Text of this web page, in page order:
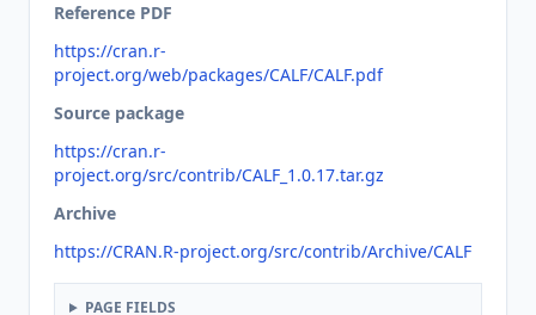
Reference PDF
https://cran.r-
project.org/web/packages/CALF/CALF.pdf
Source package
https://cran.r-
project.org/src/contrib/CALF_1.0.17.tar.gz
Archive
https://CRAN.R-project.org/src/contrib/Archive/CALF
PAGE FIELDS